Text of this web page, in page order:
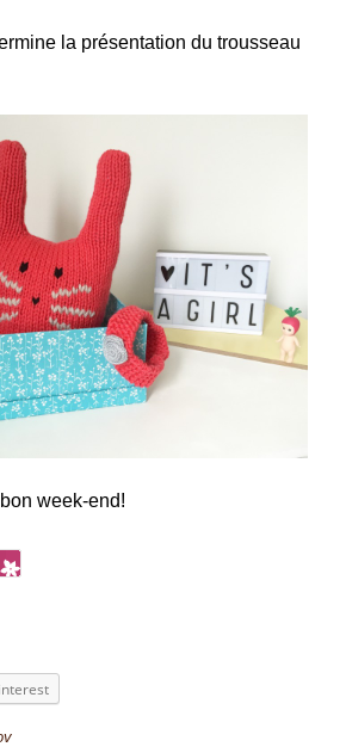
la présentation du trousseau
week-end!